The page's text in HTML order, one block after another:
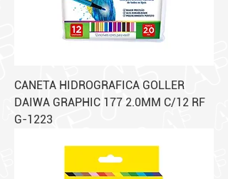
CANETA HIDROGRAFICA GOLLER
DAIWA GRAPHIC 177 2.0MM C/12 RF
G-1223